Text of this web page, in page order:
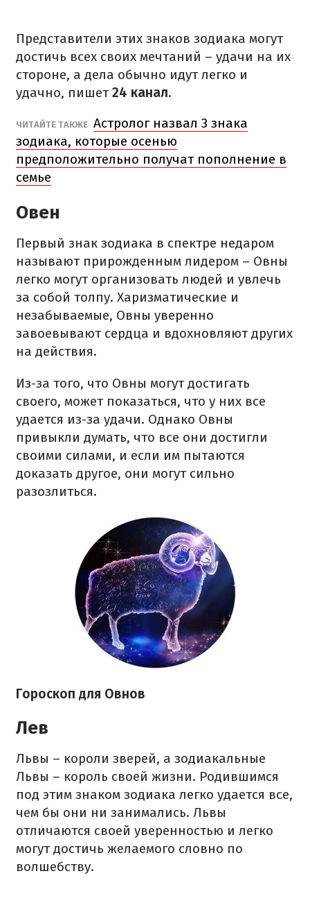
Представители этих знаков зодиака могут
достичь всех своих мечтаний – удачи на их
стороне, а дела обычно идут легко и
удачно, пишет24 канал.
ЧИТАЙТЕ ТАКЖЕ Астролог назвал 3 знака
зодиака, которые осенью
предположительно получат пополнение в
семье
Овен
Первый знак зодиака в спектре недаром
называют прирожденным лидером – Овны
легко могут организовать людей и увлечь
за собой толпу. Харизматические и
незабываемые, Овны уверенно
завоевывают сердца и вдохновляют других
на действия.
Из-за того, что Овны могут достигать
своего, может показаться, что у них все
удается из-за удачи. Однако Овны
привыкли думать, что все они достигли
своими силами, и если им пытаются
доказать другое, они могут сильно
разозлиться.
Гороскоп для Овнов
Лев
Львы – короли зверей, а зодиакальные
Львы – король своей жизни. Родившимся
под этим знаком зодиака легко удается все,
чем бы они ни занимались. Львы
отличаются своей уверенностью и легко
могут достичь желаемого словно по
волшебству.